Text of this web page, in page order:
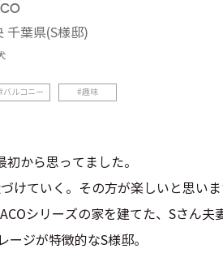
千葉県(S様邸)
バルコニー 趣味
初から思ってました。
けていく。その方が楽しいと思いま
シリーズの家を建てた、Sさん夫
ジが特徴的なS様邸。